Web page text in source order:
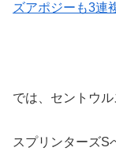
ズアポジーも3連
では、セントウル
スプリンターズS